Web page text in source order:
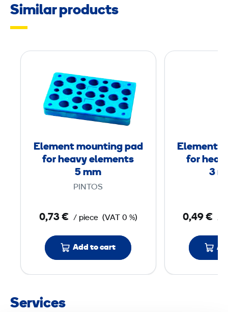
Similar products
e
m
e
m
o
u
i
n
g
a
Element mounting pad
for heavy elements
5 mm
PINTOS
0,73 € / piece (VAT 0 %)
Add to cart
Element
for
3
0,49 € /
Services